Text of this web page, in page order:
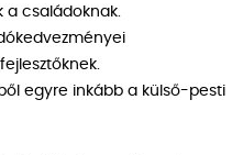
a családoknak.
egyre inkább a külső-pesti